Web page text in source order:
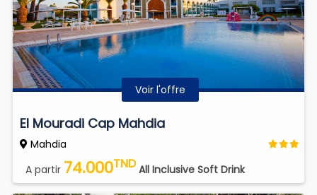
Voir l'offre
El Mouradi Cap Mahdia
Mahdia
A partir 74.000TND All Inclusive Soft Drink